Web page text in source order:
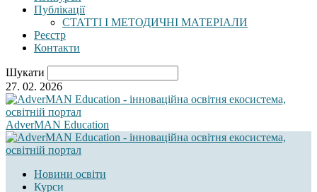
Публікації
СТАТТІ І МЕТОДИЧНІ МАТЕРІАЛИ
Реєстр
Контакти
Шукати
27. 02. 2026
AdverMAN Education
Новини освіти
Курси